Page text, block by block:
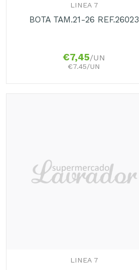
LINEA 7
BOTA TAM.21-26 REF.26023
€7,45/UN
€7.45/UN
LINEA 7